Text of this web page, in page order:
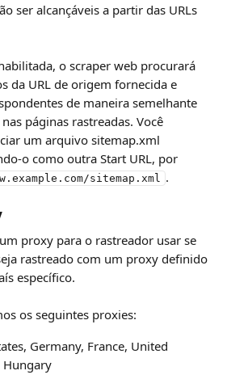
ser alcançáveis a partir das URLs
o scraper web procurará
da URL de origem fornecida e
de maneira semelhante
páginas rastreadas. Você
um arquivo sitemap.xml
o como outra Start URL, por
sitemap.xml .
proxy para o rastreador usar se
rastreado com um proxy definido
específico.
os seguintes proxies:
Germany, France, United
Hungary